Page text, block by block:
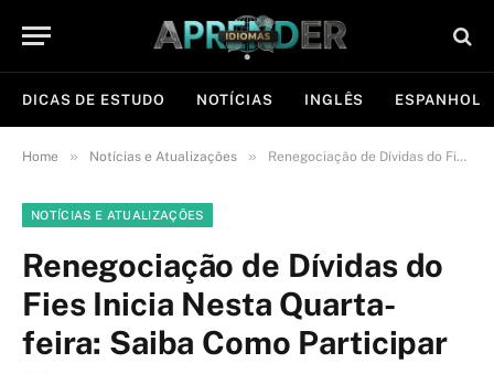
DICAS DE ESTUDO NOTÍCIAS INGLÊS ESPANHOL
Home » Notícias e Atualizações » Renegociação de Dívidas do Fies Inicia Nesta Quarta-feira: Saiba Como Participar
NOTÍCIAS E ATUALIZAÇÕES
Renegociação de Dívidas do
Fies Inicia Nesta Quarta-
feira: Saiba Como Participar